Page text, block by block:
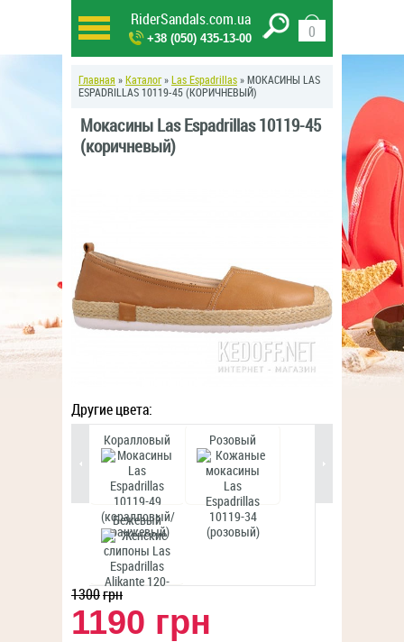
RiderSandals.com.ua
+38 (050) 435-13-00 0
Главная » Каталог» Las Espadrillas » МОКАСИНЫ LAS
ESPADRILLAS 10119-45 (КОРИЧНЕВЫЙ)
Другие цвета:
Коралловый Розовый
Бежевый
Мокасины Las Espadrillas 10119-45
(коричневый)
1300грн
1190 грн